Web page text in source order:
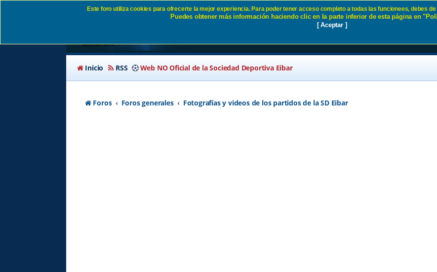
Fotografías y videos de los partidos de la SD Eibar SD
Inicio RSS Web NO Oficial de la Sociedad Deportiva Eibar
Foros Foros generales Fotografías y videos de los partidos de la SD Eibar
Este foro utiliza cookies para ofrecerte la mejor experiencia. Para poder tener acceso completo a todas las funcionees, debes
Puedes obtener más información haciendo clic en la parte inferior de esta página en
[ Aceptar ]